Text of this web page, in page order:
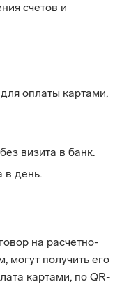
счетов и
оплаты картами,
визита в банк.
в день.
на расчетно-
могут получить его
картами, по QR-